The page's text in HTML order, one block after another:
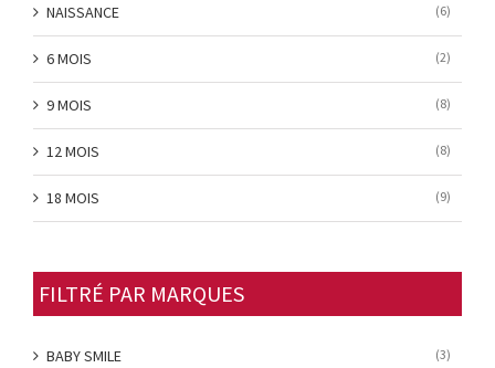
NAISSANCE (6)
6 MOIS (2)
9 MOIS (8)
12 MOIS (8)
18 MOIS (9)
FILTRÉ PAR MARQUES
BABY SMILE (3)